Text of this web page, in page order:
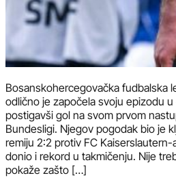
Bosanskohercegovačka fudbalska
odlično je započela svoju epizodu
postigavši gol na svom prvom
Bundesligi. Njegov pogodak bio je
remiju 2:2 protiv FC
donio i rekord u takmičenju. Nije
pokaže zašto […]